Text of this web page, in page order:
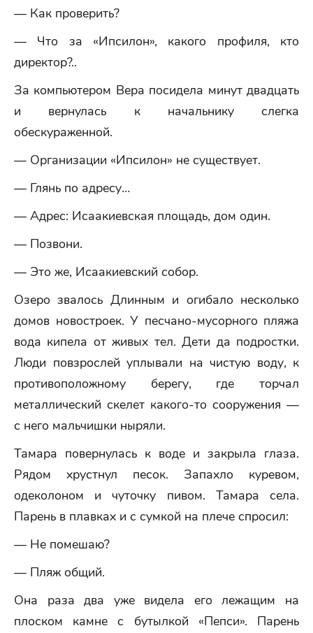
— Как проверить?
— Что за «Ипсилон», какого профиля, кто
директор?..
За компьютером Вера посидела минут двадцать
и вернулась к начальнику слегка
обескураженной.
— Организации «Ипсилон» не существует.
— Глянь по адресу…
— Адрес: Исаакиевская площадь, дом один.
— Позвони.
— Это же, Исаакиевский собор.
Озеро звалось Длинным и огибало несколько
домов новостроек. У песчано-мусорного пляжа
вода кипела от живых тел. Дети да подростки.
Люди повзрослей уплывали на чистую воду, к
противоположному берегу, где торчал
металлический скелет какого-то сооружения —
с него мальчишки ныряли.
Тамара повернулась к воде и закрыла глаза.
Рядом хрустнул песок. Запахло куревом,
одеколоном и чуточку пивом. Тамара села.
Парень в плавках и с сумкой на плече спросил:
— Не помешаю?
— Пляж общий.
Она раза два уже видела его лежащим на
плоском камне с бутылкой «Пепси». Парень